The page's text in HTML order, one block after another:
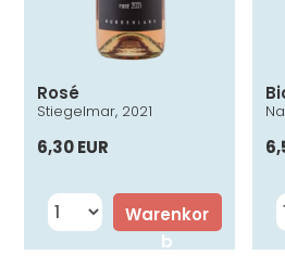
Rosé
Stiegelmar, 2021
6,30 EUR
Warenkor
b